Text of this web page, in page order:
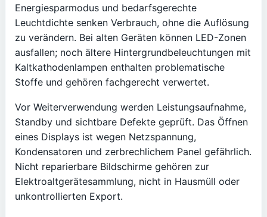
Energiesparmodus und bedarfsgerechte
Leuchtdichte senken Verbrauch, ohne die Auflösung
zu verändern. Bei alten Geräten können LED-Zonen
ausfallen; noch ältere Hintergrundbeleuchtungen mit
Kaltkathodenlampen enthalten problematische
Stoffe und gehören fachgerecht verwertet.
Vor Weiterverwendung werden Leistungsaufnahme,
Standby und sichtbare Defekte geprüft. Das Öffnen
eines Displays ist wegen Netzspannung,
Kondensatoren und zerbrechlichem Panel gefährlich.
Nicht reparierbare Bildschirme gehören zur
Elektroaltgerätesammlung, nicht in Hausmüll oder
unkontrollierten Export.